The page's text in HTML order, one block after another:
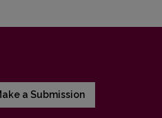
a Submission